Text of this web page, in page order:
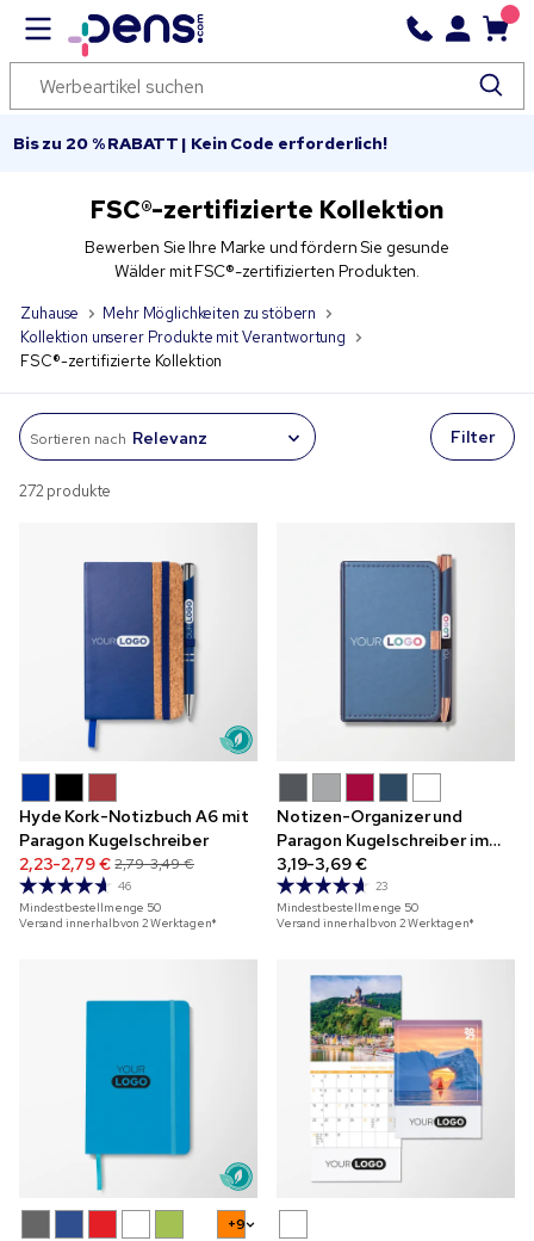
Bis zu 20 % RABATT | Kein Code erforderlich!
FSC®-zertifizierte Kollektion
Bewerben Sie Ihre Marke und fördern Sie gesunde
Wälder mit FSC®-zertifizierten Produkten.
Zuhause
Mehr Möglichkeiten zu stöbern
Kollektion unserer Produkte mit Verantwortung
FSC®-zertifizierte Kollektion
Sortieren nach Filter
272 produkte
Hyde Kork-Notizbuch A6 mit
Paragon Kugelschreiber
2,23-2,79 € 2,79-3,49 €
46
Mindestbestellmenge 50
Versand innerhalb von 2 Werktagen*
Notizen-Organizer und
Paragon Kugelschreiber im
Set mit Akzenten in
Roségold mit Vollfarbdruck
3,19-3,69 €
23
Mindestbestellmenge 50
Versand innerhalb von 2 Werktagen*
+9